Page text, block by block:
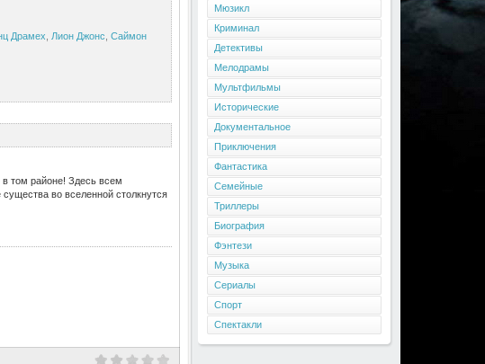
Драмех Лион Джонс Саймон
в том районе! Здесь всем
во вселенной столкнутся
Мюзикл
Криминал
Детективы
Мелодрамы
Мультфильмы
Исторические
Документальное
Приключения
Фантастика
Семейные
Триллеры
Биография
Фэнтези
Музыка
Сериалы
Спорт
Спектакли